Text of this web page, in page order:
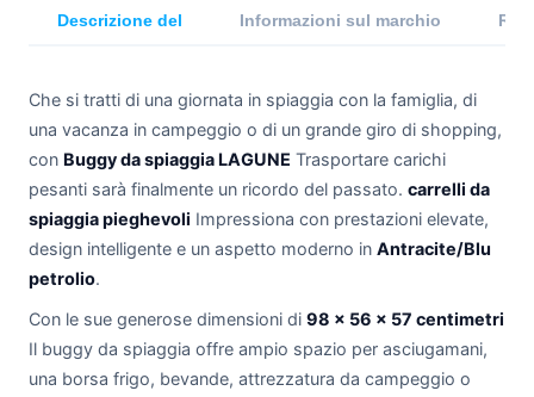
Descrizione del Informazioni sul marchio
Che si tratti di una giornata in spiaggia con la famiglia, di
una vacanza in campeggio o di un grande giro di shopping,
con Buggy da spiaggia LAGUNE Trasportare carichi
pesanti sarà finalmente un ricordo del passato. carrelli da
spiaggia pieghevoli Impressiona con prestazioni elevate,
design intelligente e un aspetto moderno in Antracite/Blu
petrolio.
Con le sue generose dimensioni di 98 × 56 × 57 centimetri
Il buggy da spiaggia offre ampio spazio per asciugamani,
una borsa frigo, bevande, attrezzatura da campeggio o